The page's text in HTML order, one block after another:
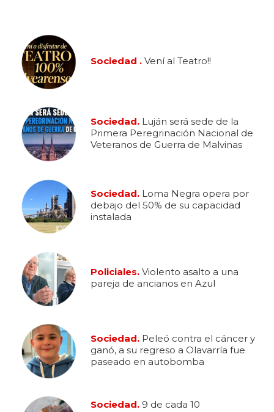
Sociedad . Vení al Teatro!!
Sociedad. Luján será sede de la
Primera Peregrinación Nacional de
Veteranos de Guerra de Malvinas
Sociedad. Loma Negra opera por
debajo del 50% de su capacidad
instalada
Policiales. Violento asalto a una
pareja de ancianos en Azul
Sociedad. Peleó contra el cáncer y
ganó, a su regreso a Olavarría fue
paseado en autobomba
Sociedad. 9 de cada 10